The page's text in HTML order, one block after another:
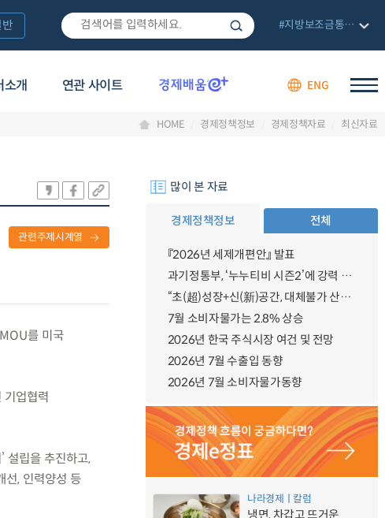
소개 연관 사이트 ENG
#지방보조금통합관리망
HOME 경제정책정보 경제정책자료 최신자료
관련주제시계열
를 미국
기업협력
설립을 추진하고,
선, 인력양성 등
많이 본 자료
경제정책정보 전체
『2026년 세제개편안』 발표
과기정통부, ‘누누티비 시즌2’에 강력 대응 의지 밝혀
“초(超)성장+신(新)공간, 대체불가 산업강국”
7월 소비자물가는 2.8% 상승
2026년 한국 주식시장 여건 및 전망
2026년 7월 수출입 동향
2026년 7월 소비자물가동향
나라경제ㅣ칼럼
냉면, 차갑고 뜨거운